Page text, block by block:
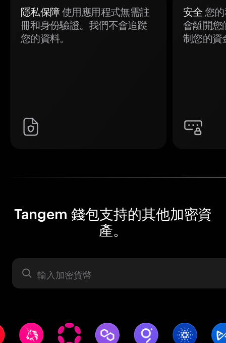
隱私保障使用應用程式無需註
冊和身份驗證。我們不會追蹤
您的資料。
安全 您
會離開您
制您的資
Tangem 錢包支持的其他加密資
產。
資產